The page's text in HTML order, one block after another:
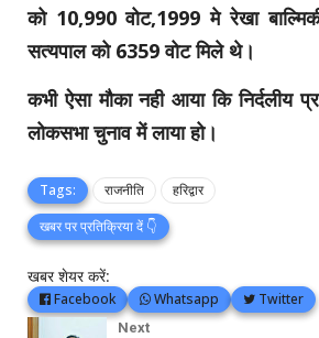
को 10,990 वोट,1999 मे रेखा
सत्यपाल को 6359 वोट मिले थे।
कभी ऐसा मौका नही आया कि निर्दलीय
लोकसभा चुनाव में लाया हो।
Tags: राजनीति
हरिद्वार
खबर पर प्रतिक्रिया दें 👇
खबर शेयर करें:
Facebook Whatsapp Twitter
Next